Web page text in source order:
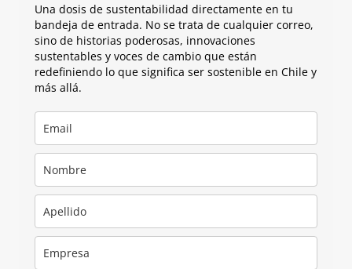
Una dosis de sustentabilidad directamente en tu
bandeja de entrada. No se trata de cualquier correo,
sino de historias poderosas, innovaciones
sustentables y voces de cambio que están
redefiniendo lo que significa ser sostenible en Chile y
más allá.